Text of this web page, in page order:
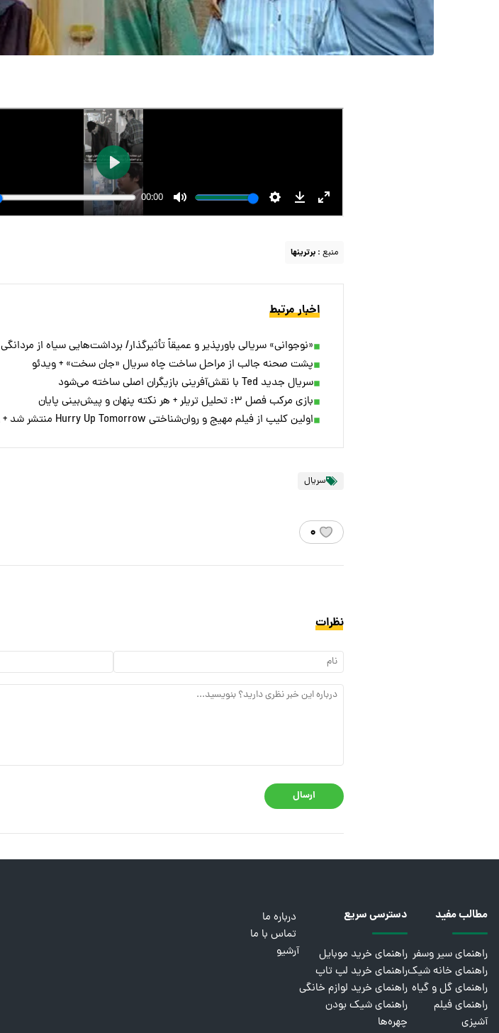
منبع : برترینها
اخبار مرتبط
«نوجوانی» سریالی باورپذیر و عمیقاً تأثیرگذار/ برداشت‌هایی سیاه از مردانگی
پشت صحنه جالب از مراحل ساخت چاه سریال «جان سخت» + ویدئو
سریال جدید Ted با نقش‌آفرینی بازیگران اصلی ساخته می‌شود
بازی مرکب فصل ۳: تحلیل تریلر + هر نکته پنهان و پیش‌بینی پایان
اولین کلیپ از فیلم مهیج و روان‌شناختی Hurry Up Tomorrow منتشر شد + ویدئو
سریال
۰
نظرات
ارسال
مطالب مفید
راهنمای سیر وسفر
راهنمای خانه شیک
راهنمای گل و گیاه
راهنمای فیلم
آشپزی
دسترسی سریع
راهنمای خرید موبایل
راهنمای خرید لپ تاپ
راهنمای خرید لوازم خانگی
راهنمای شیک بودن
چهره‌ها
درباره ما
تماس با ما
آرشیو